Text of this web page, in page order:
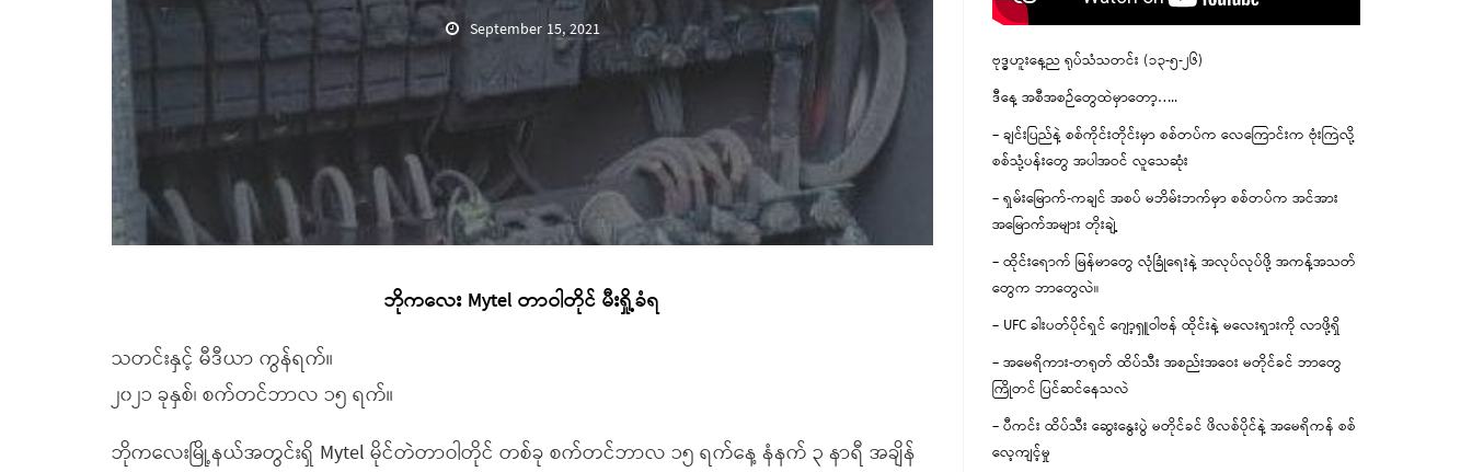
September 15, 2021
ဘိုကလေး Mytel တာဝါတိုင် မီးရှို့ခံရ
သတင်းနှင့် မီဒီယာ ကွန်ရက်။
၂၀၂၁ ခုနှစ်၊ စက်တင်ဘာလ ၁၅ ရက်။
ဘိုကလေးမြို့နယ်အတွင်းရှိ Mytel မိုင်တဲတာဝါတိုင် တစ်ခု စက်တင်ဘာလ ၁၅ ရက်နေ့ နံနက် ၃ နာရီ အချိန်
ဗုဒ္ဓဟူးနေ့ည ရုပ်သံသတင်း (၁၃-၅-၂၆)
ဒီနေ့ အစီအစဉ်တွေထဲမှာတော့…..
– ချင်းပြည်နဲ့ စစ်ကိုင်းတိုင်းမှာ စစ်တပ်က လေကြောင်းက ဗုံးကြဲလို့
စစ်သုံ့ပန်းတွေ အပါအဝင် လူသေဆုံး
– ရှမ်းမြောက်-ကချင် အစပ် မဘိမ်းဘက်မှာ စစ်တပ်က အင်အား
အမြောက်အများ တိုးချဲ့
– ထိုင်းရောက် မြန်မာတွေ လုံခြုံရေးနဲ့ အလုပ်လုပ်ဖို့ အကန့်အသတ်
တွေက ဘာတွေလဲ။
– UFC ခါးပတ်ပိုင်ရှင် ဂျော့ရှူဝါဗန် ထိုင်းနဲ့ မလေးရှားကို လာဖို့ရှိ
– အမေရိကား-တရုတ် ထိပ်သီး အစည်းအဝေး မတိုင်ခင် ဘာတွေ
ကြိုတင် ပြင်ဆင်နေသလဲ
– ပီကင်း ထိပ်သီး ဆွေးနွေးပွဲ မတိုင်ခင် ဖိလစ်ပိုင်နဲ့ အမေရိကန် စစ်
လေ့ကျင့်မှု